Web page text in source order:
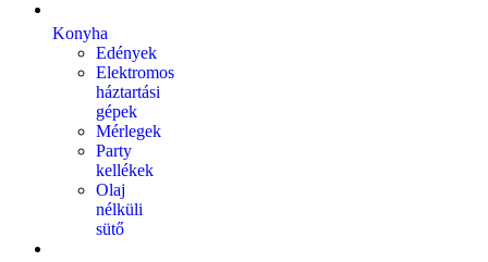
Konyha
Edények
Elektromos
háztartási
gépek
Mérlegek
Party
kellékek
Olaj
nélküli
sütő